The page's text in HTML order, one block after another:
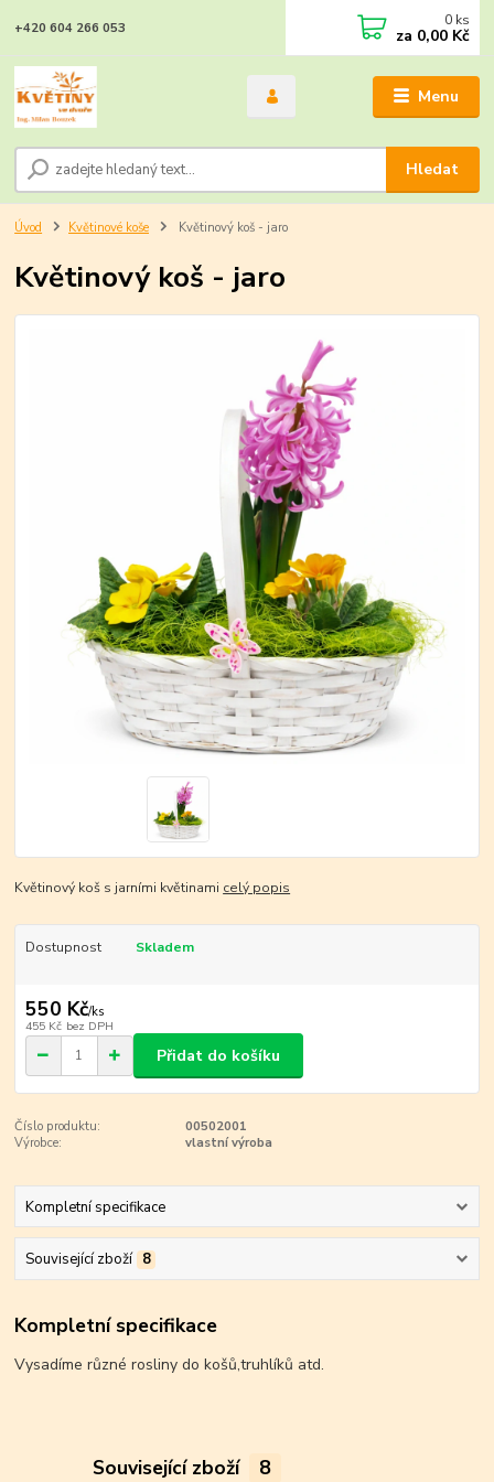
Menu
Hledat
+420 604 266 053 0 ks
za 0,00 Kč
Úvod Květinové koše Květinový koš - jaro
Květinový koš - jaro
Květinový koš s jarními květinami celý popis
Dostupnost Skladem
550 Kč/ks
455 Kč bez DPH
Přidat do košíku
Číslo produktu:
00502001
Výrobce:
vlastní výroba
Kompletní specifikace
Související zboží 8
Kompletní specifikace
Vysadíme různé rosliny do košů,truhlíků atd.
Související zboží 8